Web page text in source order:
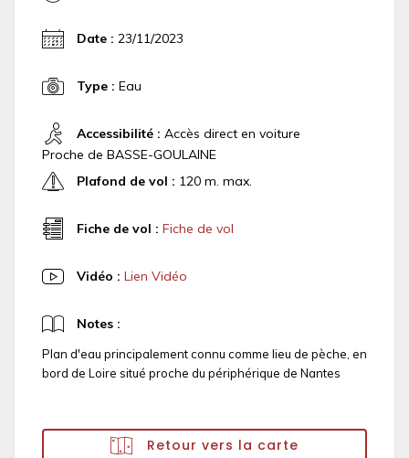
Date : 23/11/2023
Type : Eau
Accessibilité : Accès direct en voiture
Proche de BASSE-GOULAINE
Plafond de vol : 120 m. max.
Fiche de vol : Fiche de vol
Vidéo : Lien Vidéo
Notes :
Plan d'eau principalement connu comme lieu de pèche, en
bord de Loire situé proche du périphérique de Nantes
Retour vers la carte